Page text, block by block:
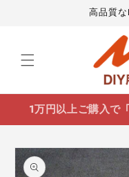
高品質
1万円以上ご購入で
商品情
報にス
キップ